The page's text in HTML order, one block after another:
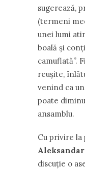
sugerează,
(termeni
unei lumi
boală şi
camuflată”.
reuşite,
venind ca
poate
ansamblu.
Cu privire la
discuţie o